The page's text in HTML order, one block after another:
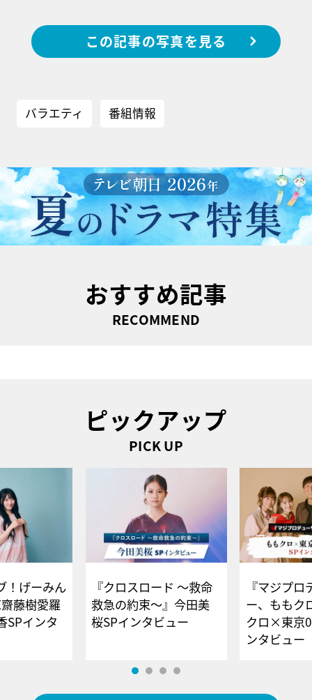
この記事の写真を見る
バラエティ 番組情報
おすすめ記事
RECOMMEND
ピックアップ
PICK UP
！げーみん
藤樹愛羅
SPインタ
『クロスロード ～救命
救急の約束～』今田美
桜SPインタビュー
『マジプロ
ー、ももク
クロ×東京
ンタビュー